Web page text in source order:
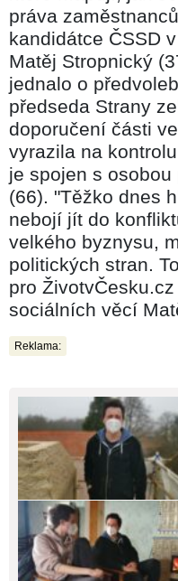
práva
kandidátce ČSSD
Matěj Stropnický
jednalo o
předseda Strany
doporučení části
vyrazila na
je spojen s osobou
(66). "Těžko dnes
nebojí jít do
velkého byznysu,
politických stran.
pro
sociálních věcí
Reklama: